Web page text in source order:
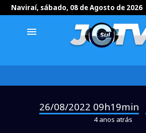
Naviraí, sábado, 08 de Agosto de 2026
menu
26/08/2022 09h19min
4 anos atrás